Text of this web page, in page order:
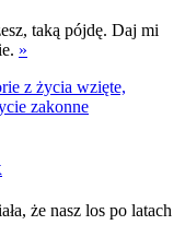
taką pójdę. Daj mi
»
z życia wzięte,
zakonne
że nasz los po latach